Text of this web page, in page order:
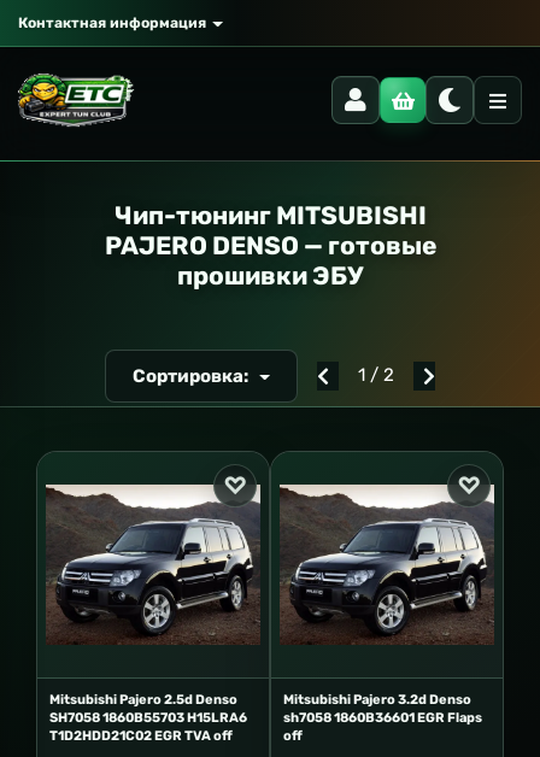
Контактная информация
Чип-тюнинг MITSUBISHI
PAJERO DENSO — готовые
прошивки ЭБУ
Сортировка: 1 / 2
Mitsubishi Pajero 2.5d Denso
SH7058 1860B55703 H15LRA6
T1D2HDD21C02 EGR TVA off
Mitsubishi Pajero 3.2d Denso
sh7058 1860B36601 EGR Flaps
off